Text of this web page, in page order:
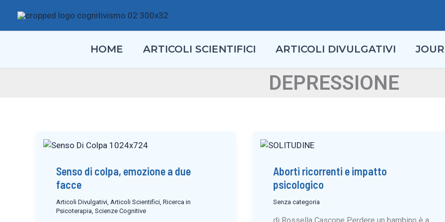
contenuto
HOME ARTICOLI SCIENTIFICI ARTICOLI DIVULGATIVI
DEPRESSIONE
Senso di colpa, emozione a due
facce
Articoli Divulgativi, Articoli Scientifici, Ricerca in
Psicoterapia Scienze Cognitive
Aborti ricorrenti e impatto
psicologico
Senza categoria